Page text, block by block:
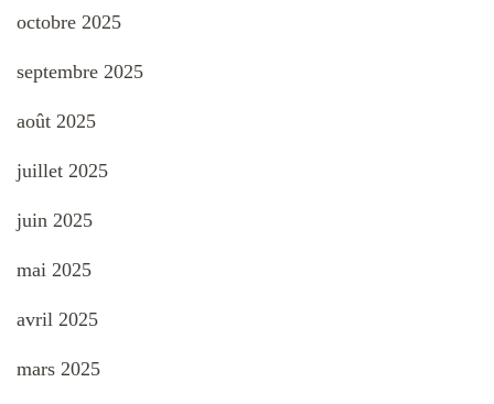
octobre 2025
septembre 2025
août 2025
juillet 2025
juin 2025
mai 2025
avril 2025
mars 2025